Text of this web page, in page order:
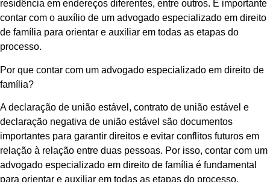
residência em endereços diferentes, entre outros. É importante
contar com o auxílio de um advogado especializado em direito
de família para orientar e auxiliar em todas as etapas do
processo.
Por que contar com um advogado especializado em direito de
família?
A declaração de união estável, contrato de união estável e
declaração negativa de união estável são documentos
importantes para garantir direitos e evitar conflitos futuros em
relação à relação entre duas pessoas. Por isso, contar com um
advogado especializado em direito de família é fundamental
para orientar e auxiliar em todas as etapas do processo.